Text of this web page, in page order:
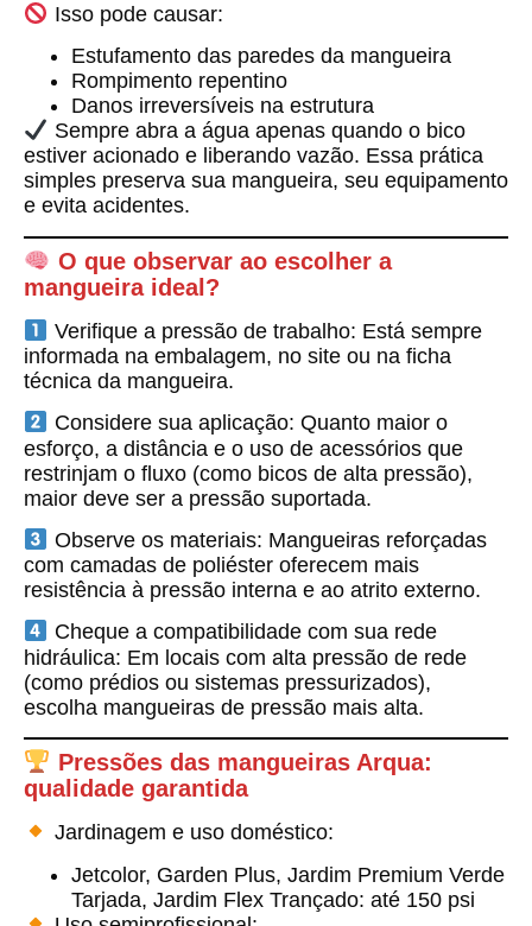
Isso pode causar:
Estufamento das paredes da mangueira
Rompimento repentino
Danos irreversíveis na estrutura
Sempre abra a água apenas quando o bico
estiver acionado e liberando vazão. Essa prática
simples preserva sua mangueira, seu equipamento
e evita acidentes.
O que observar ao escolher a
mangueira ideal?
Verifique a pressão de trabalho: Está sempre
informada na embalagem, no site ou na ficha
técnica da mangueira.
Considere sua aplicação: Quanto maior o
esforço, a distância e o uso de acessórios que
restrinjam o fluxo (como bicos de alta pressão),
maior deve ser a pressão suportada.
Observe os materiais: Mangueiras reforçadas
com camadas de poliéster oferecem mais
resistência à pressão interna e ao atrito externo.
Cheque a compatibilidade com sua rede
hidráulica: Em locais com alta pressão de rede
(como prédios ou sistemas pressurizados),
escolha mangueiras de pressão mais alta.
Pressões das mangueiras Arqua:
qualidade garantida
Jardinagem e uso doméstico:
Jetcolor, Garden Plus, Jardim Premium Verde
Tarjada, Jardim Flex Trançado: até 150 psi